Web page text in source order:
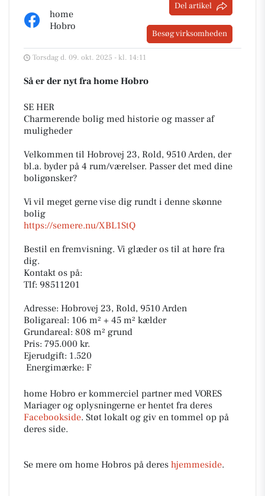
home
Hobro
Del artikel
Besøg virksomheden
Torsdag d. 09. okt. 2025 - kl. 14:11
Så er der nyt fra home Hobro
SE HER
Charmerende bolig med historie og masser af
muligheder
Velkommen til Hobrovej 23, Rold, 9510 Arden, der
bl.a. byder på 4 rum/værelser. Passer det med dine
boligønsker?
Vi vil meget gerne vise dig rundt i denne skønne
bolig
https://semere.nu/XBL1StQ
Bestil en fremvisning. Vi glæder os til at høre fra
dig.
Kontakt os på:
Tlf: 98511201
Adresse: Hobrovej 23, Rold, 9510 Arden
Boligareal: 106 m² + 45 m² kælder
Grundareal: 808 m² grund
Pris: 795.000 kr.
Ejerudgift: 1.520
️ Energimærke: F
home Hobro er kommerciel partner med VORES
Mariager og oplysningerne er hentet fra deres
Facebookside. Støt lokalt og giv en tommel op på
deres side.
Se mere om home Hobros på deres hjemmeside.